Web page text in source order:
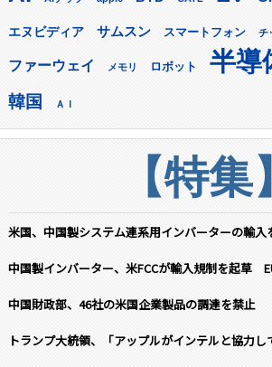
エヌビディア サムスン スマートフォン チ
ファーウェイ メモリ ロボット 半導
韓国 ＡＩ
【特
米国、中国製システム連系用インバーターの輸入
中国製インバーター、米FCCが輸入規制を起草
中国財政部、46社の米国企業製品の調達を禁止
トランプ大統領、「アップルがインテルと協力